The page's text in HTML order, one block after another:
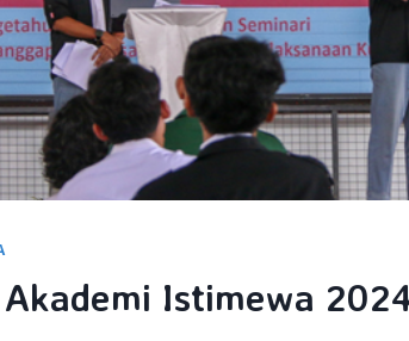
Istimewa